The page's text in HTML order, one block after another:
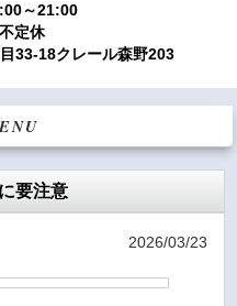
～21:00
定休
33-18クレール森野203
要注意
2026/03/23